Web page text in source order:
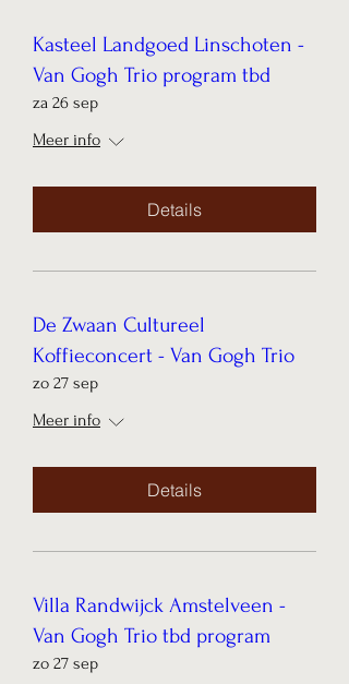
Kasteel Landgoed Linschoten -
Van Gogh Trio program tbd
za 26 sep
Meer info
Details
De Zwaan Cultureel
Koffieconcert - Van Gogh Trio
zo 27 sep
Meer info
Details
Villa Randwijck Amstelveen -
Van Gogh Trio tbd program
zo 27 sep